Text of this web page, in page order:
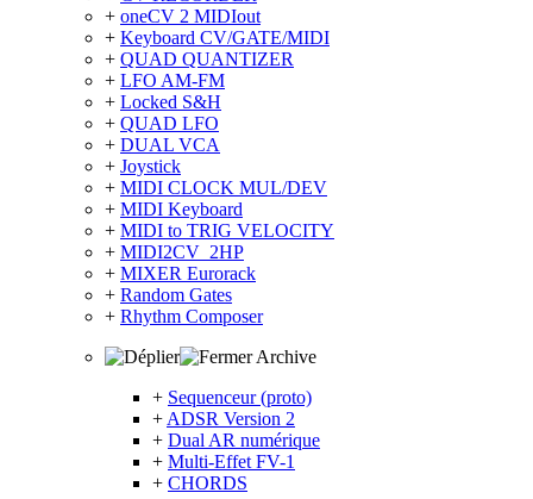
+ oneCV 2 MIDIout
+ Keyboard CV/GATE/MIDI
+ QUAD QUANTIZER
+ LFO AM-FM
+ Locked S&H
+ QUAD LFO
+ DUAL VCA
+ Joystick
+ MIDI CLOCK MUL/DEV
+ MIDI Keyboard
+ MIDI to TRIG VELOCITY
+ MIDI2CV_2HP
+ MIXER Eurorack
+ Random Gates
+ Rhythm Composer
Archive
+ Sequenceur (proto)
+ ADSR Version 2
+ Dual AR numérique
+ Multi-Effet FV-1
+ CHORDS